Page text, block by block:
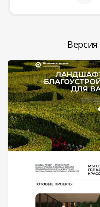
Версия